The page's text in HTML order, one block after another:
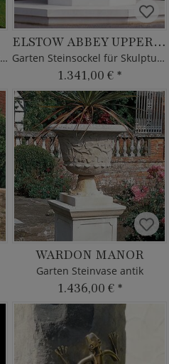
Garten Steinsockel antik Sandstein
ELSTOW ABBEY UPPER BASE
Garten Steinsockel für Skulpturen
1.341,00 € *
WARDON MANOR
Garten Steinvase antik
1.436,00 € *